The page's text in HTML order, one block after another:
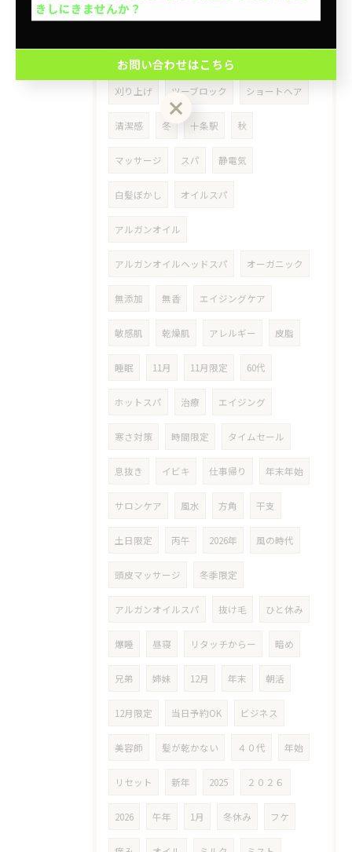
出張カット 訪問美容 豊島区
イケオジ
刈り上げ ツーブロック ショートヘア
清潔感 冬 十条駅 秋
マッサージ スパ 静電気
白髪ぼかし オイルスパ
アルガンオイル
アルガンオイルヘッドスパ オーガニック
無添加 無香 エイジングケア
敏感肌 乾燥肌 アレルギー 皮脂
睡眠 11月 11月限定 60代
ホットスパ 治療 エイジング
寒さ対策 時間限定 タイムセール
息抜き イビキ 仕事帰り 年末年始
サロンケア 風水 方角 干支
土日限定 丙午 2026年 風の時代
頭皮マッサージ 冬季限定
アルガンオイルスパ 抜け毛 ひと休み
爆睡 昼寝 リタッチからー 暗め
兄弟 姉妹 12月 年末 朝活
12月限定 当日予約OK ビジネス
美容師 髪が乾かない ４０代 年始
リセット 新年 2025 ２０２６
2026 午年 1月 冬休み フケ
きしにきませんか？
お問い合わせはこちら